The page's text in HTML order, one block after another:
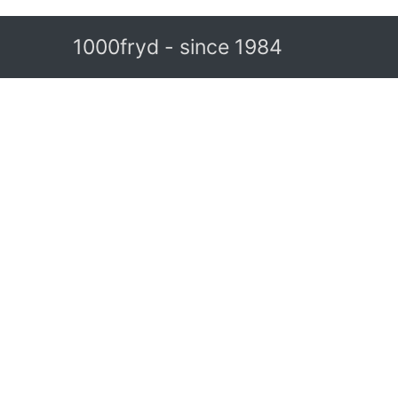
1000fryd - since 1984